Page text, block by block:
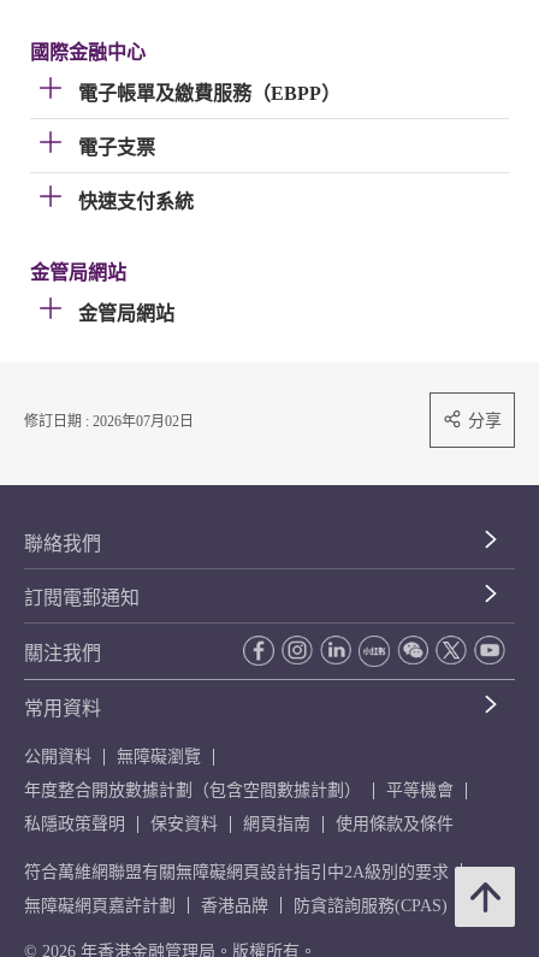
國際金融中心
電子帳單及繳費服務（EBPP）
電子支票
快速支付系統
金管局網站
金管局網站
修訂日期 : 2026年07月02日 分享
聯絡我們
訂閱電郵通知
關注我們
常用資料
公開資料
無障礙瀏覽
年度整合開放數據計劃（包含空間數據計劃）
平等機會
私隱政策聲明
保安資料 網頁指南 使用條款及條件
符合萬維網聯盟有關無障礙網頁設計指引中2A級別的要求
無障礙網頁嘉許計劃
香港品牌 防貪諮詢服務(CPAS)
© 2026 年香港金融管理局。版權所有。